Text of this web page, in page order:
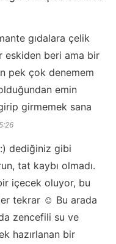
gıdalara çelik
eskiden beri ama bir
pek çok denemem
emin
girmemek sana
dediğiniz gibi
tat kaybı olmadı.
içecek oluyor, bu
tekrar ☺️ Bu arada
zencefili su ve
hazırlanan bir